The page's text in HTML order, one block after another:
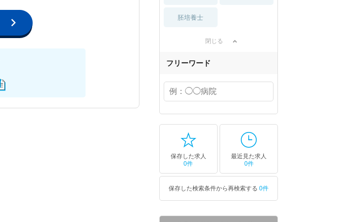
胚培養士
閉じる
フリーワード
保存した求人
0件
最近見た求人
0件
保存した検索条件から再検索する 0件